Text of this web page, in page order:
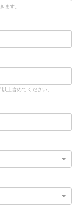
ます。
上含めてください。